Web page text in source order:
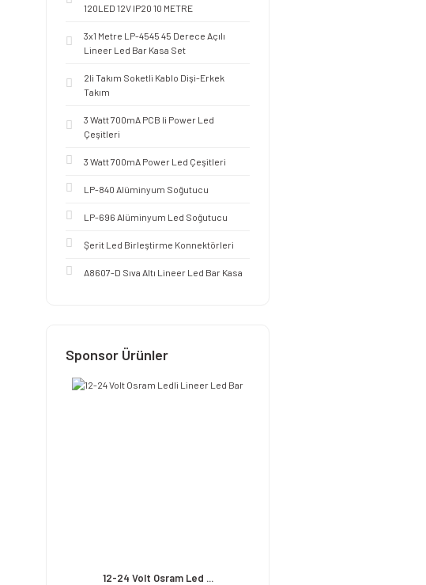
120LED 12V IP20 10 METRE
3x1 Metre LP-4545 45 Derece Açılı
Lineer Led Bar Kasa Set
2li Takım Soketli Kablo Dişi-Erkek
Takım
3 Watt 700mA PCB li Power Led
Çeşitleri
3 Watt 700mA Power Led Çeşitleri
LP-840 Alüminyum Soğutucu
LP-696 Alüminyum Led Soğutucu
Şerit Led Birleştirme Konnektörleri
A8607-D Sıva Altı Lineer Led Bar Kasa
Sponsor Ürünler
12-24 Volt Osram Led ...